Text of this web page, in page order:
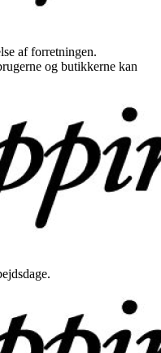
af forretningen.
og butikkerne kan